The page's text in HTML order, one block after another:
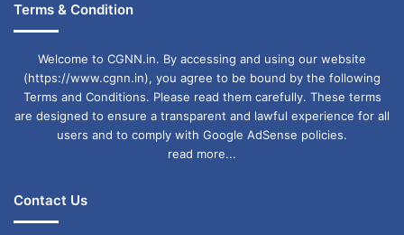
Terms & Condition
Welcome to CGNN.in. By accessing and using our website
(https://www.cgnn.in), you agree to be bound by the following
Terms and Conditions. Please read them carefully. These terms
are designed to ensure a transparent and lawful experience for all
users and to comply with Google AdSense policies.
read more...
Contact Us